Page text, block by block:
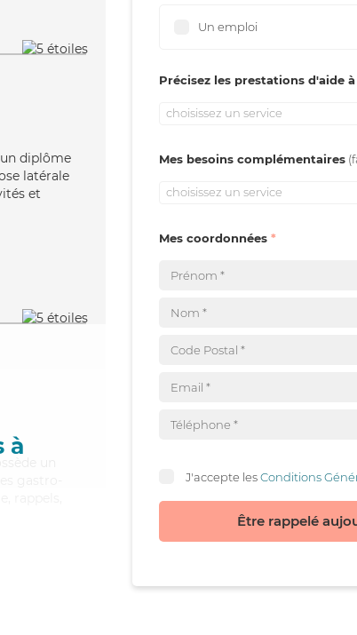
diplôme
latérale
et
à
un
gastro-
Un emploi
Précisez les prestations d'aide
choisissez un service
Mes besoins complémentaires
choisissez un service
Mes coordonnées
J'accepte lesConditions
Être rappelé